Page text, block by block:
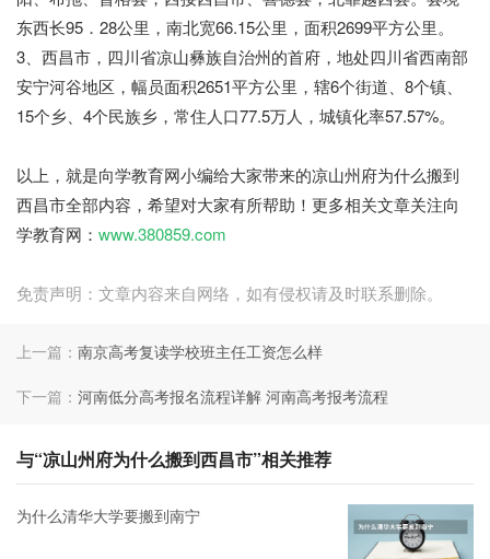
东西长95．28公里，南北宽66.15公里，面积2699平方公里。
3、西昌市，四川省凉山彝族自治州的首府，地处四川省西南部
安宁河谷地区，幅员面积2651平方公里，辖6个街道、8个镇、
15个乡、4个民族乡，常住人口77.5万人，城镇化率57.57%。
以上，就是向学教育网小编给大家带来的凉山州府为什么搬到
西昌市全部内容，希望对大家有所帮助！更多相关文章关注向
学教育网： www.380859.com
免责声明：文章内容来自网络，如有侵权请及时联系删除。
上一篇： 南京高考复读学校班主任工资怎么样
下一篇： 河南低分高考报名流程详解 河南高考报考流程
与“凉山州府为什么搬到西昌市”相关推荐
为什么清华大学要搬到南宁